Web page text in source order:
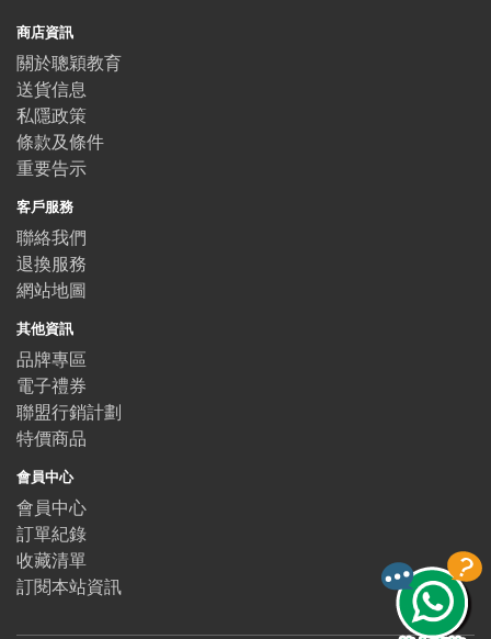
商店資訊
關於聰穎教育
送貨信息
私隱政策
條款及條件
重要告示
客戶服務
聯絡我們
退換服務
網站地圖
其他資訊
品牌專區
電子禮券
聯盟行銷計劃
特價商品
會員中心
會員中心
訂單紀錄
收藏清單
訂閱本站資訊